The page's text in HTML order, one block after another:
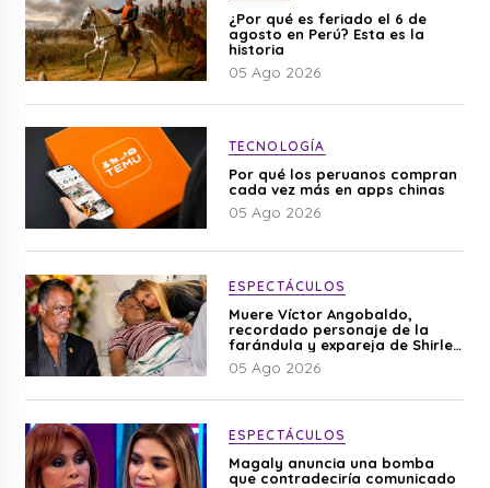
¿Por qué es feriado el 6 de
agosto en Perú? Esta es la
historia
05 Ago 2026
TECNOLOGÍA
Por qué los peruanos compran
cada vez más en apps chinas
05 Ago 2026
ESPECTÁCULOS
Muere Víctor Angobaldo,
recordado personaje de la
farándula y expareja de Shirley
Cherres
05 Ago 2026
ESPECTÁCULOS
Magaly anuncia una bomba
que contradeciría comunicado